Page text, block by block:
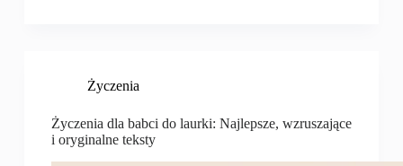
Życzenia
Życzenia dla babci do laurki: Najlepsze, wzruszające
i oryginalne teksty